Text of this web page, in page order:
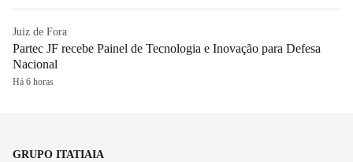
Juiz de Fora
Partec JF recebe Painel de Tecnologia e Inovação para Defesa
Nacional
Há 6 horas
GRUPO ITATIAIA